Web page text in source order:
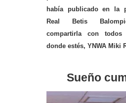
había publicado en la
Real Betis
compartirla con
donde estés, YNWA Miki
Sueño